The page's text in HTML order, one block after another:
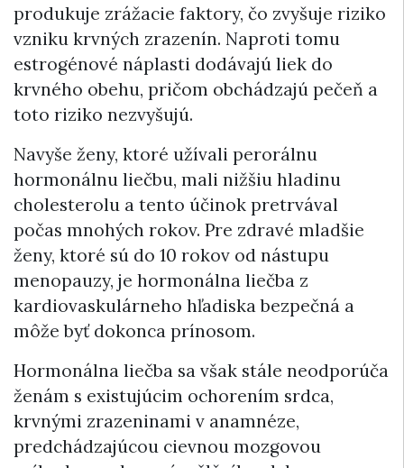
produkuje zrážacie faktory, čo zvyšuje riziko
vzniku krvných zrazenín. Naproti tomu
estrogénové náplasti dodávajú liek do
krvného obehu, pričom obchádzajú pečeň a
toto riziko nezvyšujú.
Navyše ženy, ktoré užívali perorálnu
hormonálnu liečbu, mali nižšiu hladinu
cholesterolu a tento účinok pretrvával
počas mnohých rokov. Pre zdravé mladšie
ženy, ktoré sú do 10 rokov od nástupu
menopauzy, je hormonálna liečba z
kardiovaskulárneho hľadiska bezpečná a
môže byť dokonca prínosom.
Hormonálna liečba sa však stále neodporúča
ženám s existujúcim ochorením srdca,
krvnými zrazeninami v anamnéze,
predchádzajúcou cievnou mozgovou